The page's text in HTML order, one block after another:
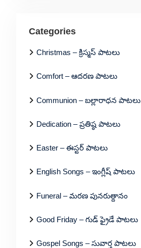
Categories
Christmas – క్రిస్మస్ పాటలు
Comfort – ఆదరణ పాటలు
Communion – బల్లారాధన పాటలు
Dedication – ప్రతిష్ఠ పాటలు
Easter – ఈస్టర్ పాటలు
English Songs – ఇంగ్లీష్ పాటలు
Funeral – మరణ పునరుత్దానం
Good Friday – గుడ్ ఫ్రైడే పాటలు
Gospel Songs – సువార్త పాటలు